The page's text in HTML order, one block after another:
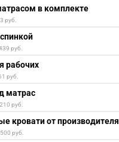
в комплекте
руб.
руб.
рабочих
руб.
матрас
руб.
кровати от производителя
руб.